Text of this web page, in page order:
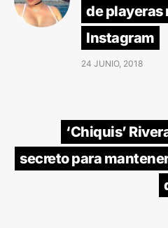
de playeras
Instagram
24 JUNIO, 2018
‘Chiquis’
secreto para